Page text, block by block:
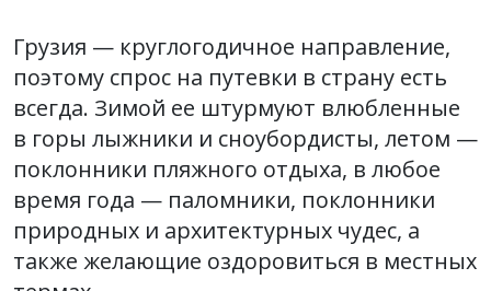
Грузия — круглогодичное направление,
поэтому спрос на путевки в страну есть
всегда. Зимой ее штурмуют влюбленные
в горы лыжники и сноубордисты, летом —
поклонники пляжного отдыха, в любое
время года — паломники, поклонники
природных и архитектурных чудес, а
также желающие оздоровиться в местных